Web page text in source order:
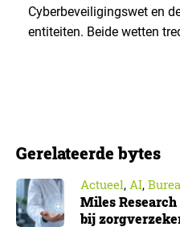
Cyberbeveiligingswet en
entiteiten. Beide wetten
onderzoeksorganisatie.
Gerelateerde bytes
Actueel, AI,
Miles
bij